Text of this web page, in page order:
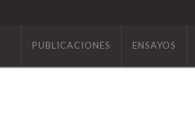
PUBLICACIONES ENSAYOS